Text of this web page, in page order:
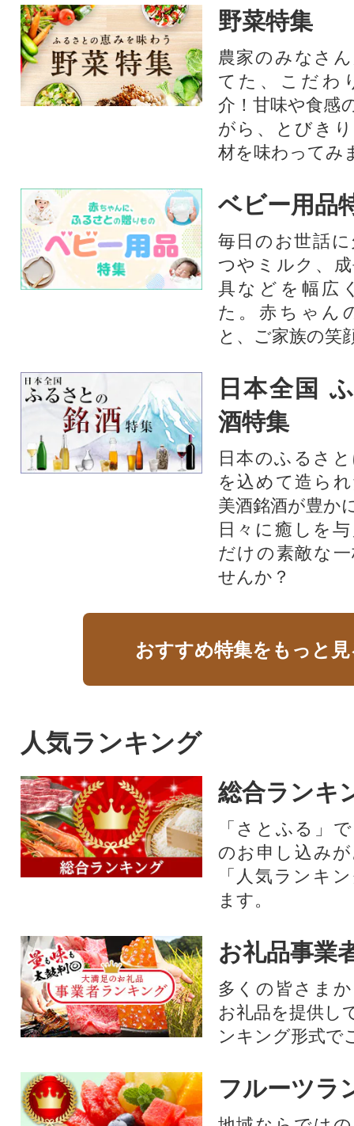
野菜特集
農家のみなさ
てた、こだわ
介！甘味や食感
がら、とびき
材を味わってみ
ベビー用品
毎日のお世話
つやミルク、
具などを幅広
た。赤ちゃん
と、ご家族の笑
日本全国
酒特集
日本のふるさ
を込めて造ら
美酒銘酒が豊か
日々に癒しを
だけの素敵な
せんか？
おすすめ特集をもっと
人気ランキング
総合ランキ
「さとふる」
のお申し込み
「人気ランキ
ます。
お礼品事業
多くの皆さま
お礼品を提供し
ンキング形式で
フルーツラ